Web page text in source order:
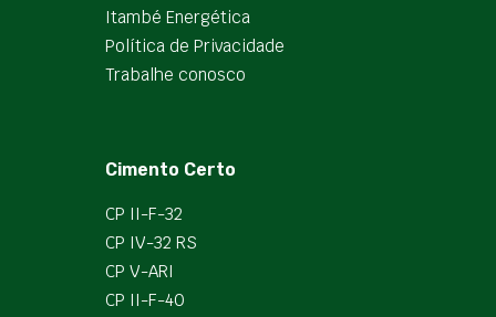
Itambé Energética
Política de Privacidade
Trabalhe conosco
Cimento Certo
CP II-F-32
CP IV-32 RS
CP V-ARI
CP II-F-40